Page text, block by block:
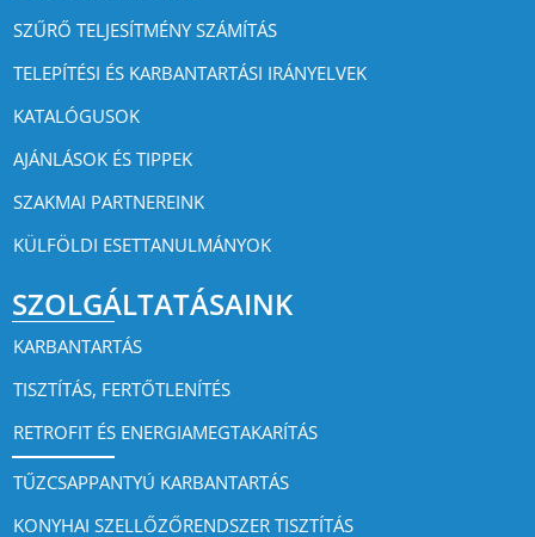
SZŰRŐ TELJESÍTMÉNY SZÁMÍTÁS
TELEPÍTÉSI ÉS KARBANTARTÁSI IRÁNYELVEK
KATALÓGUSOK
AJÁNLÁSOK ÉS TIPPEK
SZAKMAI PARTNEREINK
KÜLFÖLDI ESETTANULMÁNYOK
SZOLGÁLTATÁSAINK
KARBANTARTÁS
TISZTÍTÁS, FERTŐTLENÍTÉS
RETROFIT ÉS ENERGIAMEGTAKARÍTÁS
TŰZCSAPPANTYÚ KARBANTARTÁS
KONYHAI SZELLŐZŐRENDSZER TISZTÍTÁS